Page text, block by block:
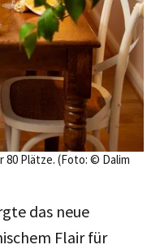
Plätze. (Foto: © Dalim
das neue
Flair für